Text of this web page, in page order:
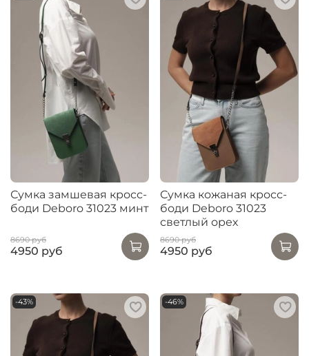
Сумка замшевая кросс-
боди Deboro 31023 минт
8690 руб
4950 руб
Сумка кожаная кросс-
боди Deboro 31023
светлый орех
8690 руб
4950 руб
-43% -46%